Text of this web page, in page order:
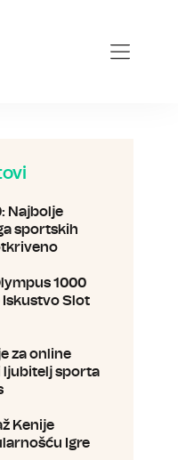
Najbolje
sportskih
1000
Iskustvo Slot
za online
ljubitelj sporta
Kenije
Igre